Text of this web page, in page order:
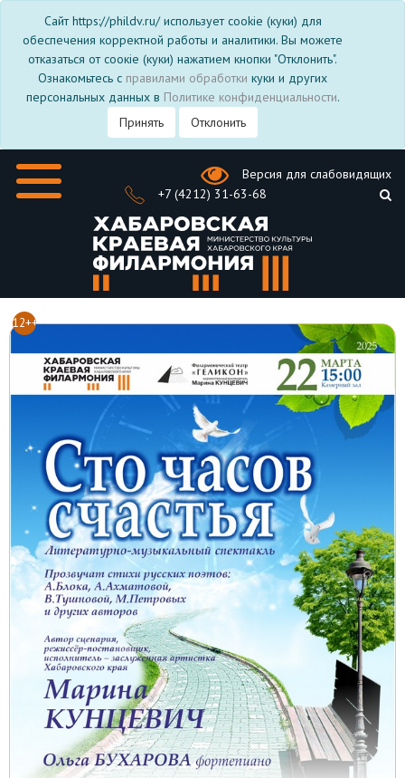
Сайт https://phildv.ru/ использует cookie (куки) для
обеспечения корректной работы и аналитики. Вы можете
отказаться от соокіе (куки) нажатием кнопки "Отклонить".
Ознакомьтесь с правилами обработки куки и других
персональных данных в Политике конфиденциальности.
Принять
Отклонить
Версия для слабовидящих
+7 (4212) 31-63-68
12++